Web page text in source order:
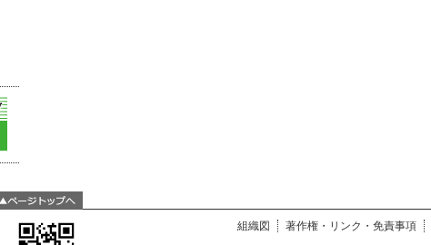
組織図 著作権・リンク・免責事項